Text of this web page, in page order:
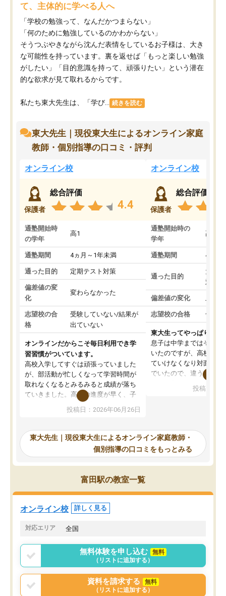
て、主体的に学べる人へ
「学校の勉強って、なんだかつまらない」
「何のために勉強しているのかわからない」
そうつぶやきながら沈んだ表情をしているお子様は、大き
な可能性を持っています。裏を返せば「もっと楽しい勉強
がしたい」「目的意識を持って、頑張りたい」という潜在
的な欲求が見て取れるからです。
私たち東大先生は、「学び... 続きを読む
東大先生｜現役東大生によるオンライン家庭
教師・個別指導の口コミ・評判
オンライン校
保護者
総合評価
4.4
通塾開始時
の学年
高1
通塾期間 4ヵ月～1年未満
通った目的 定期テスト対策
偏差値の変
化
変わらなかった
志望校の合
格
受験していない/結果が
出ていない
オンラインだからこそ毎日利用でき学
習習慣がついています。
高校入学してすぐは頑張っていました
が、部活動が忙しくなって学習時間が
取れなくなるとみるみると成績が落ち
ていきました。高校の進度が早く、子
供も家に帰って勉強の話すると嫌な反
応を示します。東大先生にお願いして
れるので、親としても安心です。毎日
使える自習室とかもあり、わからない
ところがあれば先生が回答してくれる
のも重宝しています。
投稿日：2026年06月26日
オンライン校
保護者
総合評価
通塾開始時の
学年
高3
通塾期間 4ヵ月
通った目的
大学
対策
偏差値の変化
志望校の合格 合格
東大生ってやっぱりすご
息子は中学まではそこそ
いたのですが、高校に入
ていけなくなり対面の塾
でいたので、違うアプロ
で、当初は模試でD判定
自習室が毎日使えていつ
るのが心強かったよう
謝です。
投稿日：
東大先生｜現役東大生によるオンライン家庭教師・
個別指導の口コミをもっとみる
富田駅の教室一覧
オンライン校 詳しく見る
対応エリア 全国
無料体験を申し込む
無料
（リストに追加する）
資料を請求する
無料
（リストに追加する）